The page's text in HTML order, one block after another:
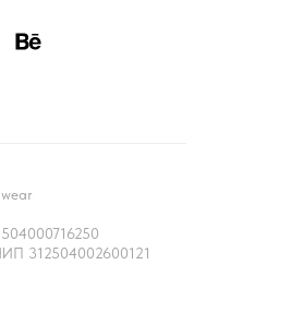
312504002600121